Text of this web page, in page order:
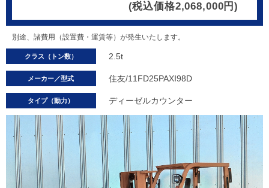
(税込価格2,068,000円)
別途、諸費用（設置費・運賃等）が発生いたします。
クラス（トン数） 2.5t
メーカー／型式 住友/11FD25PAXI98D
タイプ（動力） ディーゼルカウンター